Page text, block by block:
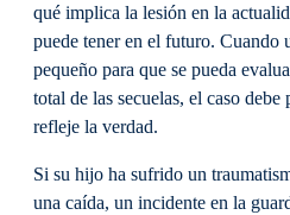
qué implica la lesión en la
puede tener en el futuro. Cuando
pequeño para que se pueda
total de las secuelas, el caso debe
refleje la verdad.
Si su hijo ha sufrido un
una caída, un incidente en la